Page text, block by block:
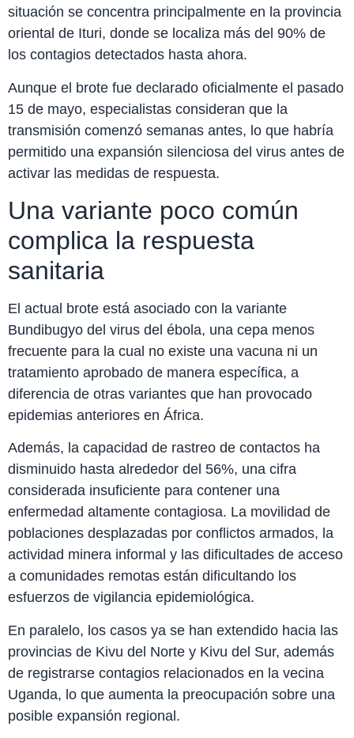
situación se concentra principalmente en la provincia
oriental de Ituri, donde se localiza más del 90% de
los contagios detectados hasta ahora.
Aunque el brote fue declarado oficialmente el pasado
15 de mayo, especialistas consideran que la
transmisión comenzó semanas antes, lo que habría
permitido una expansión silenciosa del virus antes de
activar las medidas de respuesta.
Una variante poco común
complica la respuesta
sanitaria
El actual brote está asociado con la variante
Bundibugyo del virus del ébola, una cepa menos
frecuente para la cual no existe una vacuna ni un
tratamiento aprobado de manera específica, a
diferencia de otras variantes que han provocado
epidemias anteriores en África.
Además, la capacidad de rastreo de contactos ha
disminuido hasta alrededor del 56%, una cifra
considerada insuficiente para contener una
enfermedad altamente contagiosa. La movilidad de
poblaciones desplazadas por conflictos armados, la
actividad minera informal y las dificultades de acceso
a comunidades remotas están dificultando los
esfuerzos de vigilancia epidemiológica.
En paralelo, los casos ya se han extendido hacia las
provincias de Kivu del Norte y Kivu del Sur, además
de registrarse contagios relacionados en la vecina
Uganda, lo que aumenta la preocupación sobre una
posible expansión regional.